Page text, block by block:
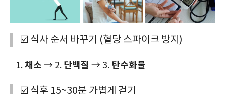
☑️ 식사 순서 바꾸기 (혈당 스파이크 방지)
채소 → 2. 단백질 → 3. 탄수화물
☑️ 식후 15~30분 가볍게 걷기